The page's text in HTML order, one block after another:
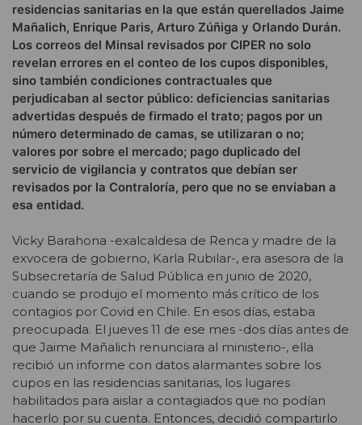
residencias sanitarias en la que están querellados Jaime
Mañalich, Enrique Paris, Arturo Zúñiga y Orlando Durán.
Los correos del Minsal revisados por CIPER no solo
revelan errores en el conteo de los cupos disponibles,
sino también condiciones contractuales que
perjudicaban al sector público: deficiencias sanitarias
advertidas después de firmado el trato; pagos por un
número determinado de camas, se utilizaran o no;
valores por sobre el mercado; pago duplicado del
servicio de vigilancia y contratos que debían ser
revisados por la Contraloría, pero que no se enviaban a
esa entidad.
Vicky Barahona -exalcaldesa de Renca y madre de la
exvocera de gobierno, Karla Rubilar-, era asesora de la
Subsecretaría de Salud Pública en junio de 2020,
cuando se produjo el momento más crítico de los
contagios por Covid en Chile. En esos días, estaba
preocupada. El jueves 11 de ese mes -dos días antes de
que Jaime Mañalich renunciara al ministerio-, ella
recibió un informe con datos alarmantes sobre los
cupos en las residencias sanitarias, los lugares
habilitados para aislar a contagiados que no podían
hacerlo por su cuenta. Entonces, decidió compartirlo